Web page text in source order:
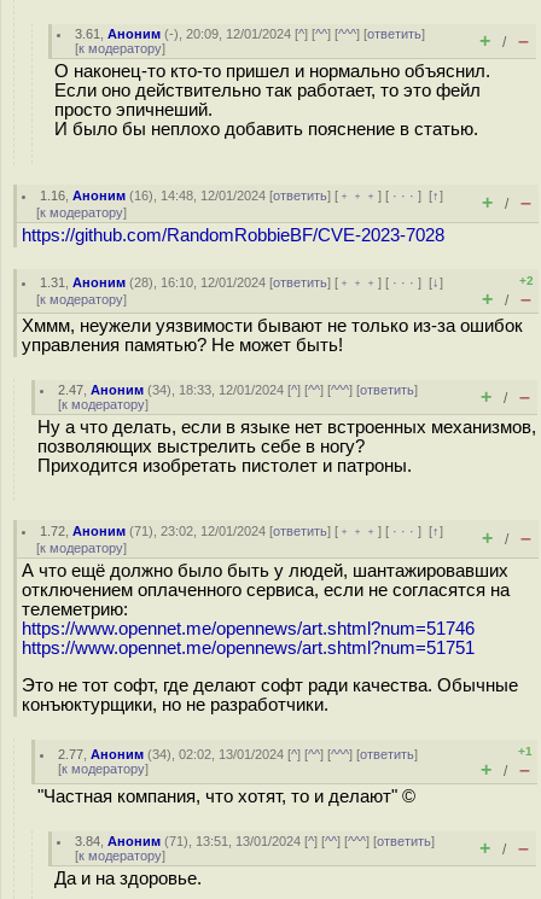
3.61 ,Аноним (-), 20:09, 12/01/2024 [^] [^^] [^^^] [ответить]
[к модератору] + / –
О наконец-то кто-то пришел и нормально объяснил.
Если оно действительно так работает, то это фейл
просто эпичнеший.
И было бы неплохо добавить пояснение в статью.
1.16 ,Аноним (16), 14:48, 12/01/2024 [ответить] [ ﹢﹢﹢] [ · · ·][↑]
[к модератору] + / –
https://github.com/RandomRobbieBF/CVE-2023-7028
1.31 ,Аноним (28), 16:10, 12/01/2024 [ответить] [ ﹢﹢﹢] [ · · ·][↓]
[к модератору]
+2
+ / –
Хммм, неужели уязвимости бывают не только из-за ошибок
управления памятью? Не может быть!
2.47 ,Аноним (34), 18:33, 12/01/2024 [^] [^^] [^^^] [ответить]
[к модератору] + / –
Ну а что делать, если в языке нет встроенных механизмов,
позволяющих выстрелить себе в ногу?
Приходится изобретать пистолет и патроны.
1.72 ,Аноним (71), 23:02, 12/01/2024 [ответить] [ ﹢﹢﹢] [ · · ·][↑]
[к модератору] + / –
А что ещё должно было быть у людей, шантажировавших
отключением оплаченного сервиса, если не согласятся на
телеметрию:
https://www.opennet.me/opennews/art.shtml?num=51746
https://www.opennet.me/opennews/art.shtml?num=51751
Это не тот софт, где делают софт ради качества. Обычные
конъюктурщики, но не разработчики.
2.77 ,Аноним (34), 02:02, 13/01/2024 [^] [^^] [^^^] [ответить]
[к модератору]
+1
+ / –
"Частная компания, что хотят, то и делают" ©
3.84 ,Аноним (71), 13:51, 13/01/2024 [^] [^^] [^^^] [ответить]
[к модератору] + / –
Да и на здоровье.